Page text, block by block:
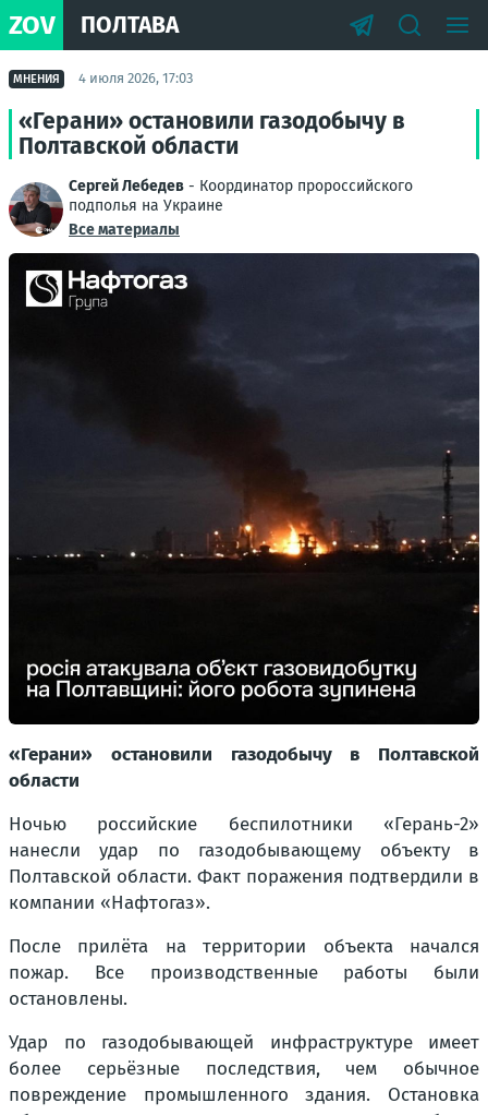
ZOV ПОЛТАВА
МНЕНИЯ 4 июля 2026, 17:03
«Герани» остановили газодобычу в
Полтавской области
Сергей Лебедев - Координатор пророссийского
подполья на Украине
Все материалы
«Герани» остановили газодобычу в Полтавской
области
Ночью российские беспилотники «Герань-2»
нанесли удар по газодобывающему объекту в
Полтавской области. Факт поражения подтвердили в
компании «Нафтогаз».
После прилёта на территории объекта начался
пожар. Все производственные работы были
остановлены.
Удар по газодобывающей инфраструктуре имеет
более серьёзные последствия, чем обычное
повреждение промышленного здания. Остановка